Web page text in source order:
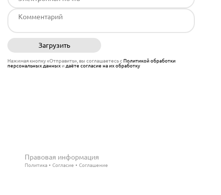
Загрузить
Нажимая кнопку «Отправить», вы соглашаетесь сПолитикой обработки
персональных данныхи даёте согласие на их обработку
Правовая информация
Политика Согласие Соглашение